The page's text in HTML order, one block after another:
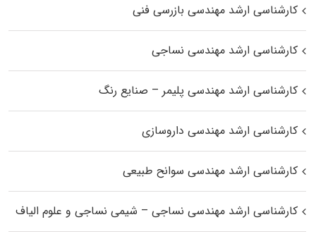
کارشناسی ارشد مهندسی بازرسی فنی
کارشناسی ارشد مهندسی نساجی
کارشناسی ارشد مهندسی پلیمر – صنایع رنگ
کارشناسی ارشد مهندسی داروسازی
کارشناسی ارشد مهندسی سوانح طبیعی
کارشناسی ارشد مهندسی نساجی – شیمی نساجی و علوم الیاف